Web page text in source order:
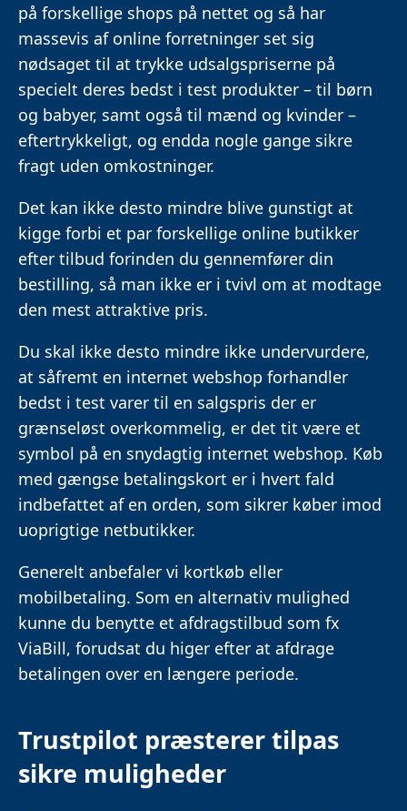
på forskellige shops på nettet og så har
massevis af online forretninger set sig
nødsaget til at trykke udsalgspriserne på
specielt deres bedst i test produkter – til børn
og babyer, samt også til mænd og kvinder –
eftertrykkeligt, og endda nogle gange sikre
fragt uden omkostninger.
Det kan ikke desto mindre blive gunstigt at
kigge forbi et par forskellige online butikker
efter tilbud forinden du gennemfører din
bestilling, så man ikke er i tvivl om at modtage
den mest attraktive pris.
Du skal ikke desto mindre ikke undervurdere,
at såfremt en internet webshop forhandler
bedst i test varer til en salgspris der er
grænseløst overkommelig, er det tit være et
symbol på en snydagtig internet webshop. Køb
med gængse betalingskort er i hvert fald
indbefattet af en orden, som sikrer køber imod
uoprigtige netbutikker.
Generelt anbefaler vi kortkøb eller
mobilbetaling. Som en alternativ mulighed
kunne du benytte et afdragstilbud som fx
ViaBill, forudsat du higer efter at afdrage
betalingen over en længere periode.
Trustpilot præsterer tilpas
sikre muligheder